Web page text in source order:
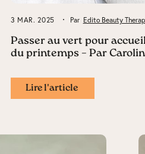
3 MAR. 2025 Par Edito Beauty
Passer au vert pour
du printemps – Par
Lire l'article